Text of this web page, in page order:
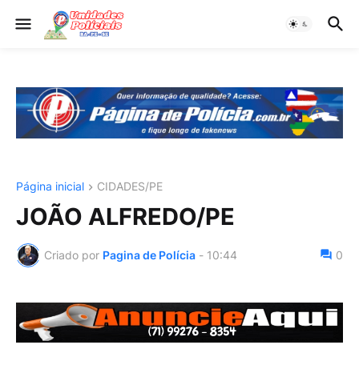
Página inicial CIDADES/PE
JOÃO ALFREDO/PE
Criado por Pagina de Polícia - 10:44 0